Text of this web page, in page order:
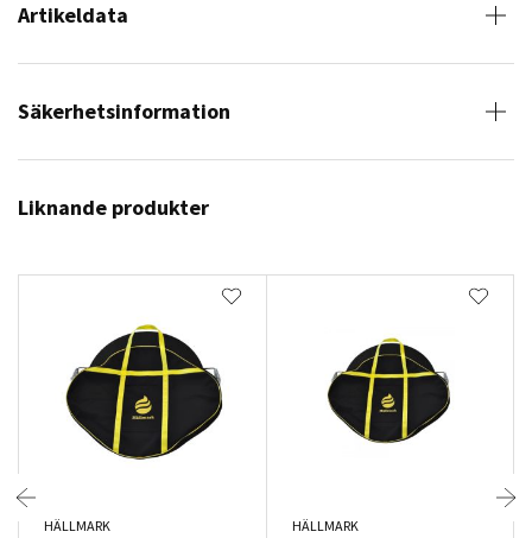
Artikeldata
Säkerhetsinformation
Liknande produkter
HÄLLMARK HÄLLMARK